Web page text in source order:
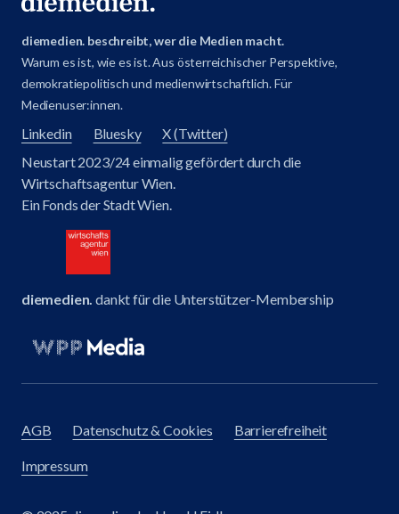
diemedien. beschreibt, wer die Medien macht.
Warum es ist, wie es ist. Aus österreichischer Perspektive,
demokratiepolitisch und medienwirtschaftlich. Für
Medienuser:innen.
Linkedin Bluesky
X (Twitter)
Neustart 2023/24 einmalig gefördert durch die
Wirtschaftsagentur Wien.
Ein Fonds der Stadt Wien.
diemedien. dankt für die Unterstützer-Membership
AGB Datenschutz & Cookies Barrierefreiheit
Impressum